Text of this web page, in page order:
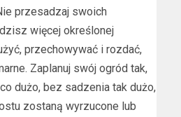
przesadzaj swoich
więcej określonej
przechowywać i rozdać,
Zaplanuj swój ogród tak,
dużo, bez sadzenia tak dużo,
zostaną wyrzucone lub